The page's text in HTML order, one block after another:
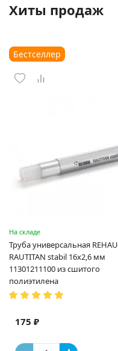
Хиты продаж
Бестселлер
На складе
Труба универсальная REHAU
RAUTITAN stabil 16х2,6 мм
11301211100 из сшитого
полиэтилена
175 ₽